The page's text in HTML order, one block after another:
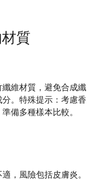
質
維材質，避免合成纖
。特殊提示：考慮香
備多種樣本比較。
，風險包括皮膚炎。